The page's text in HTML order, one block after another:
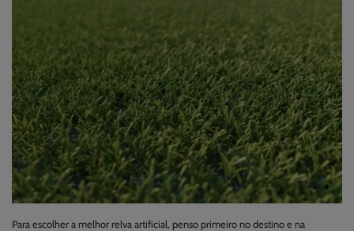
Para escolher a melhor relva artificial, penso primeiro no destino e na